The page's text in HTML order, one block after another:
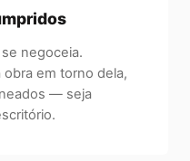
negoceia.
em torno dela,
— seja